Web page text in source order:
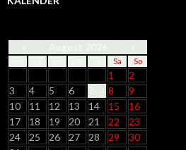
« »
Sa So
1
2
3
4 5 6 8
9
10
11 12 13 14 15
16
17
18 19 20 21 22
23
24
25 26 27 28 29
30